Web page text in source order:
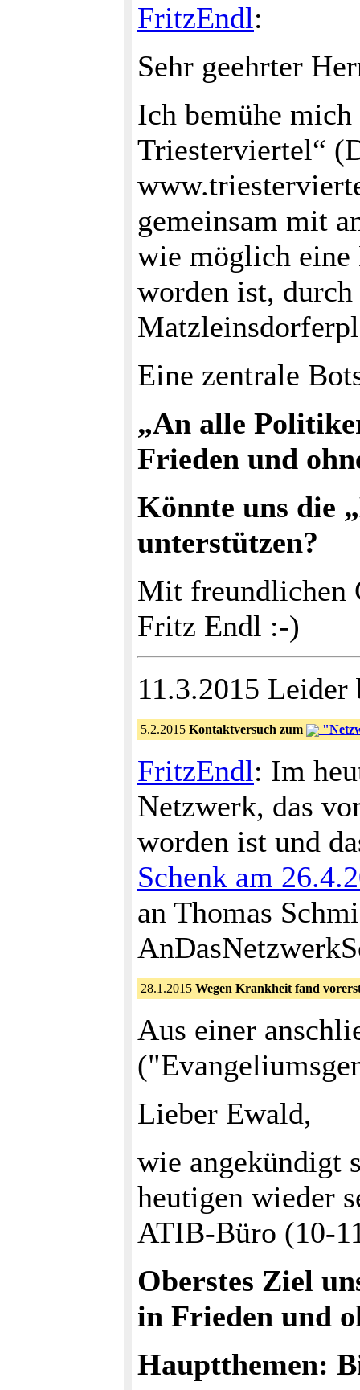
FritzEndl:
Sehr geehrter
Ich bemühe
Triesterviertel“
gemeinsam mit
wie möglich
worden ist,
Eine zentrale
„An alle
Frieden und
Könnte uns die
unterstützen?
Mit freundlichen
Fritz Endl :-)
11.3.2015
5.2.2015 Kontaktversuch zum
FritzEndl: Im
Netzwerk, das
worden ist und
Schenk am
an Thomas
28.1.2015 Wegen Krankheit fand
Aus einer
Lieber Ewald,
wie angekündigt
heutigen wieder
ATIB-Büro (10-
Oberstes Ziel
in Frieden und
Hauptthemen: